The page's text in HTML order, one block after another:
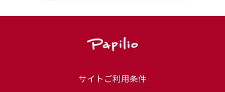
サイトご利用条件